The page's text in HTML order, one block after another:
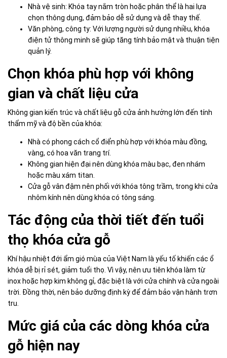
Nhà vệ sinh: Khóa tay nắm tròn hoặc phân thể là hai lựa
chọn thông dụng, đảm bảo dễ sử dụng và dễ thay thế.
Văn phòng, công ty: Với lượng người sử dụng nhiều, khóa
điện tử thông minh sẽ giúp tăng tính bảo mật và thuận tiện
quản lý.
Chọn khóa phù hợp với không
gian và chất liệu cửa
Không gian kiến trúc và chất liệu gỗ cửa ảnh hưởng lớn đến tính
thẩm mỹ và độ bền của khóa:
Nhà có phong cách cổ điển phù hợp với khóa màu đồng,
vàng, có hoa văn trang trí.
Không gian hiện đại nên dùng khóa màu bạc, đen nhám
hoặc màu xám titan.
Cửa gỗ vân đậm nên phối với khóa tông trầm, trong khi cửa
nhôm kính nên dùng khóa có tông sáng.
Tác động của thời tiết đến tuổi
thọ khóa cửa gỗ
Khí hậu nhiệt đới ẩm gió mùa của Việt Nam là yếu tố khiến các ổ
khóa dễ bị rỉ sét, giảm tuổi thọ. Vì vậy, nên ưu tiên khóa làm từ
inox hoặc hợp kim không gỉ, đặc biệt là với cửa chính và cửa ngoài
trời. Đồng thời, nên bảo dưỡng định kỳ để đảm bảo vận hành trơn
tru.
Mức giá của các dòng khóa cửa
gỗ hiện nay